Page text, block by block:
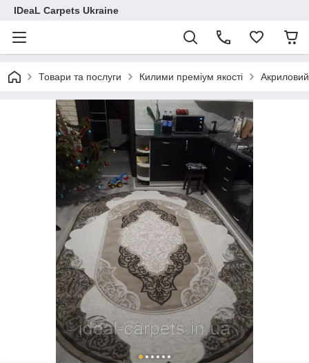
IDeaL Carpets Ukraine
Товари та послуги Килими преміум якості